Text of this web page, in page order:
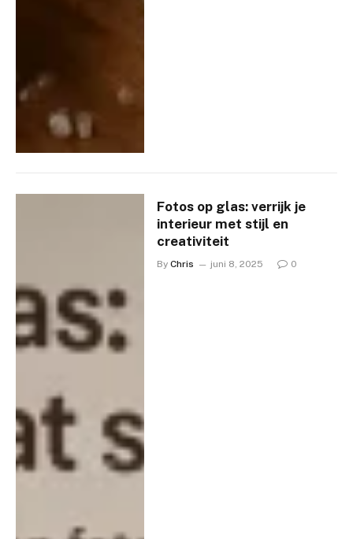
Fotos op glas: verrijk je
interieur met stijl en
creativiteit
By Chris juni 8, 2025 0